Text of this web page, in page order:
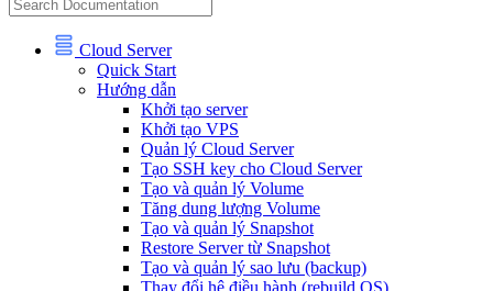
Cloud Server
Quick Start
Hướng dẫn
Khởi tạo server
Khởi tạo VPS
Quản lý Cloud Server
Tạo SSH key cho Cloud Server
Tạo và quản lý Volume
Tăng dung lượng Volume
Tạo và quản lý Snapshot
Restore Server từ Snapshot
Tạo và quản lý sao lưu (backup)
Thay đổi hệ điều hành (rebuild OS)